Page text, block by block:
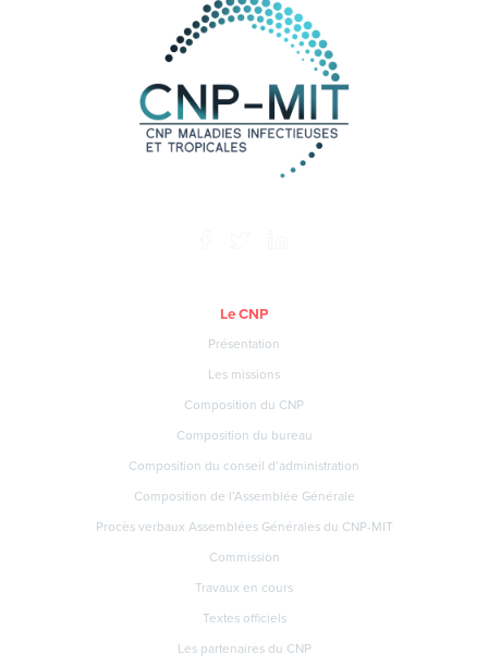
Le CNP
Présentation
Les missions
Composition du CNP
Composition du bureau
Composition du conseil d’administration
Composition de l’Assemblée Générale
Procès verbaux Assemblées Générales du CNP-MIT
Commission
Travaux en cours
Textes officiels
Les partenaires du CNP